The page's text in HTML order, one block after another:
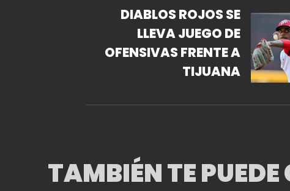
DIABLOS ROJOS SE
LLEVA JUEGO DE
OFENSIVAS FRENTE A
TIJUANA
TAMBIÉN TE PUEDE